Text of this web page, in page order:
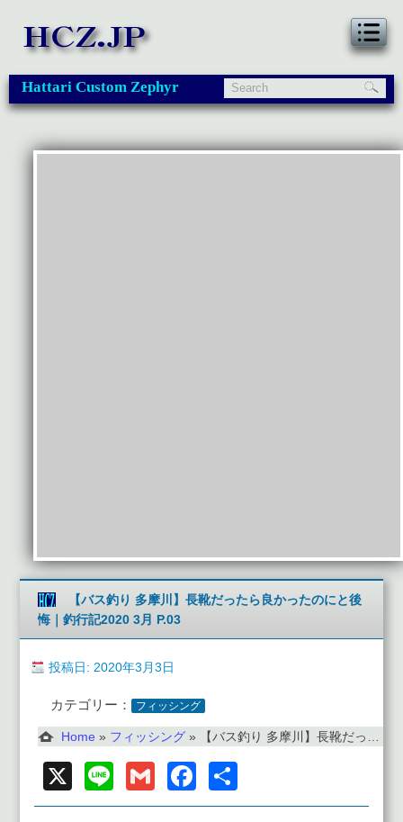
Hattari Custom Zephyr
【バス釣り 多摩川】長靴だったら良かったのにと後
悔｜釣行記2020 3月 P.03
投稿日: 2020年3月3日
カテゴリー： フィッシング
Home » フィッシング » 【バス釣り 多摩川】長靴だったら良かったのにと後悔｜釣行記2020 3月 P.03
X Line GmailFacebook
有